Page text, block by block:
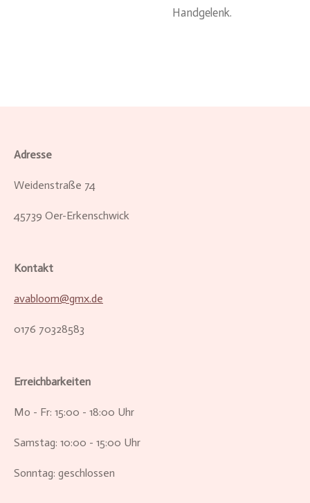
Handgelenk.
Adresse
Weidenstraße 74
45739 Oer-Erkenschwick
Kontakt
avabloom@gmx.de
0176 70328583
Erreichbarkeiten
Mo - Fr: 15:00 - 18:00 Uhr
Samstag: 10:00 - 15:00 Uhr
Sonntag: geschlossen